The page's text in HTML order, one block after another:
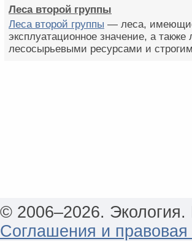
Леса второй группы
Леса второй группы — леса,
эксплуатационное значение, а
лесосырьевыми ресурсами и
© 2006–2026. Экология.
Соглашения и